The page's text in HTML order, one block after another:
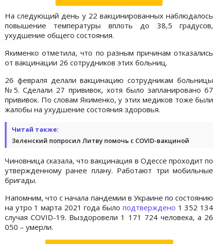
На следующий день у 22 вакцинированных наблюдалось
повышение температуры вплоть до 38,5 градусов,
ухудшение общего состояния.
Якименко отметила, что по разным причинам отказались
от вакцинации 26 сотрудников этих больниц.
26 февраля делали вакцинацию сотрудникам больницы
№5. Сделали 27 прививок, хотя было запланировано 67
прививок. По словам Якименко, у этих медиков тоже были
жалобы на ухудшение состояния здоровья.
Читай также:
Зеленский попросил Литву помочь с СOVID-вакциной
Чиновница сказала, что вакцинация в Одессе проходит по
утвержденному ранее плану. Работают три мобильные
бригады.
Напомним, что с начала пандемии в Украине по состоянию
на утро 1 марта 2021 года было подтверждено 1 352 134
случая СOVID-19. Выздоровели 1 171 724 человека, а 26
050 – умерли.